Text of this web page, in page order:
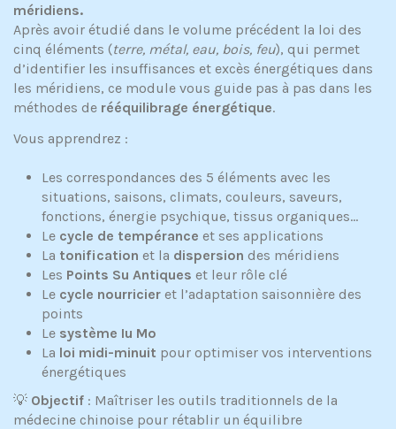
méridiens.
Après avoir étudié dans le volume précédent la loi des
cinq éléments (terre, métal, eau, bois, feu), qui permet
d’identifier les insuffisances et excès énergétiques dans
les méridiens, ce module vous guide pas à pas dans les
méthodes de rééquilibrage énergétique.
Vous apprendrez :
Les correspondances des 5 éléments avec les
situations, saisons, climats, couleurs, saveurs,
fonctions, énergie psychique, tissus organiques…
Le cycle de tempérance et ses applications
La tonification et la dispersion des méridiens
Les Points Su Antiques et leur rôle clé
Le cycle nourricier et l’adaptation saisonnière des
points
Le système Iu Mo
La loi midi-minuit pour optimiser vos interventions
énergétiques
💡 Objectif : Maîtriser les outils traditionnels de la
médecine chinoise pour rétablir un équilibre